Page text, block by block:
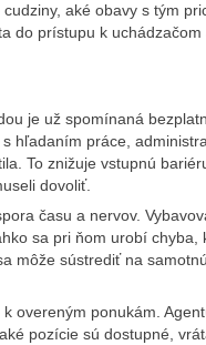
aké obavy s tým
do prístupu k
je už spomínaná
hľadaním práce,
To znižuje vstupnú
dovoliť.
času a nervov.
sa pri ňom urobí
môže sústrediť na
overeným ponukám.
pozície sú dostupné,